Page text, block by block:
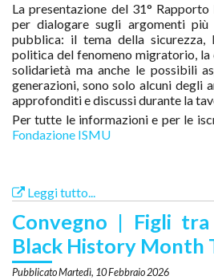
La presentazione del 31°
per dialogare sugli argomenti più
pubblica: il tema della sicurezza,
politica del fenomeno migratorio,
solidarietà ma anche le possibili
generazioni, sono solo alcuni degli
approfonditi e discussi durante la
Per tutte le informazioni e per le
Fondazione ISMU
Leggi tutto...
Convegno | Figli
Black History Month
Martedì, 10 Febbraio 2026